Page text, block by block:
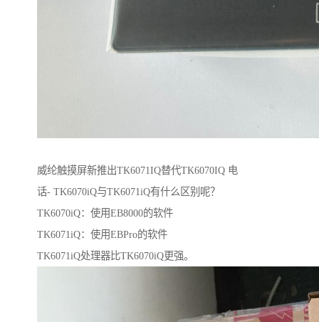
威纶触摸屏新推出TK6071IQ替代TK6070IQ 电
话- TK6070iQ与TK6071iQ有什么区别呢？
TK6070iQ：使用EB8000的软件
TK6071iQ：使用EBPro的软件
TK6071iQ处理器比TK6070iQ更强。